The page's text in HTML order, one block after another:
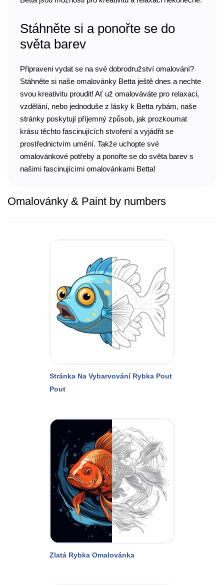
Stáhněte si a ponořte se do
světa barev
Připraveni vydat se na své dobrodružství omalování?
Stáhněte si naše omalovánky Betta ještě dnes a nechte
svou kreativitu proudit! Ať už omalováváte pro relaxaci,
vzdělání, nebo jednoduše z lásky k Betta rybám, naše
stránky poskytují příjemný způsob, jak prozkoumat
krásu těchto fascinujících stvoření a vyjádřit se
prostřednictvím umění. Takže uchopte své
omalovánkové potřeby a ponořte se do světa barev s
našimi fascinujícími omalovánkami Betta!
Omalovánky & Paint by numbers
Stránka Na Vybarvování Rybka Pout
Pout
Zlatá Rybka Omalovánka